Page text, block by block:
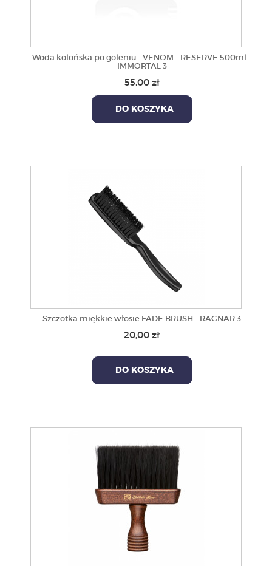
Woda kolońska po goleniu - VENOM - RESERVE 500ml -
IMMORTAL 3
55,00 zł
DO KOSZYKA
Szczotka miękkie włosie FADE BRUSH - RAGNAR 3
20,00 zł
DO KOSZYKA